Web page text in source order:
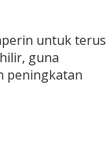
untuk terus
guna
peningkatan